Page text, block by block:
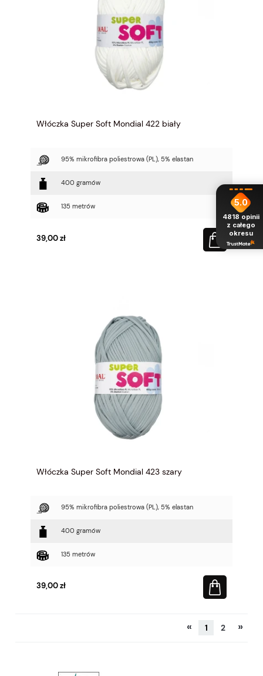
Włóczka Super Soft Mondial 422 biały
95% mikrofibra poliestrowa (PL), 5% elastan
400 gramów
135 metrów
39,00 zł
Włóczka Super Soft Mondial 423 szary
95% mikrofibra poliestrowa (PL), 5% elastan
400 gramów
135 metrów
39,00 zł
« 1 2 »
5.0
4818 opinii
z całego
okresu